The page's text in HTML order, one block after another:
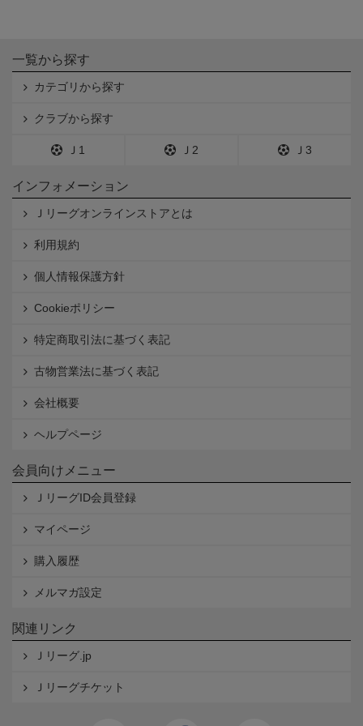
一覧から探す
カテゴリから探す
クラブから探す
Ｊ1 Ｊ2 Ｊ3
インフォメーション
Ｊリーグオンラインストアとは
利用規約
個人情報保護方針
Cookieポリシー
特定商取引法に基づく表記
古物営業法に基づく表記
会社概要
ヘルプページ
会員向けメニュー
ＪリーグID会員登録
マイページ
購入履歴
メルマガ設定
関連リンク
Ｊリーグ.jp
Ｊリーグチケット